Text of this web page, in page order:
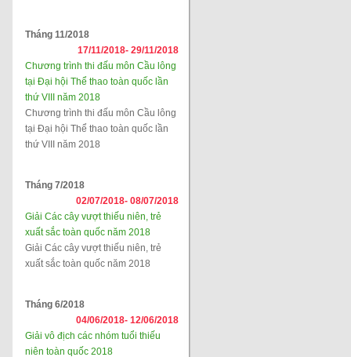
Tháng 11/2018
17/11/2018- 29/11/2018
Chương trình thi đấu môn Cầu lông
tại Đại hội Thể thao toàn quốc lần
thứ VIII năm 2018
Chương trình thi đấu môn Cầu lông
tại Đại hội Thể thao toàn quốc lần
thứ VIII năm 2018
Tháng 7/2018
02/07/2018- 08/07/2018
Giải Các cây vượt thiếu niên, trẻ
xuất sắc toàn quốc năm 2018
Giải Các cây vượt thiếu niên, trẻ
xuất sắc toàn quốc năm 2018
Tháng 6/2018
04/06/2018- 12/06/2018
Giải vô địch các nhóm tuổi thiếu
niên toàn quốc 2018